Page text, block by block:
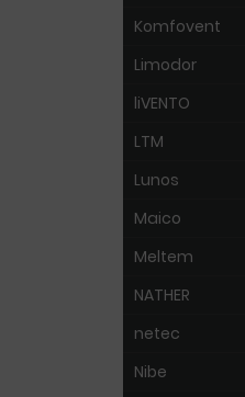
Komfovent
Limodor
liVENTO
LTM
Lunos
Maico
Meltem
NATHER
netec
Nibe